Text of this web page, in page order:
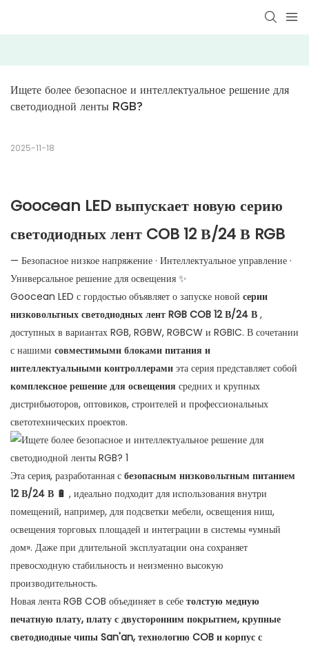
Ищете более безопасное и интеллектуальное решение для
светодиодной ленты RGB?
2025-11-18
Goocean LED выпускает новую серию
светодиодных лент COB 12 В/24 В RGB
— Безопасное низкое напряжение · Интеллектуальное управление ·
Универсальное решение для освещения ✨
Goocean LED с гордостью объявляет о запуске новой серии
низковольтных светодиодных лент RGB COB 12 В/24 В ,
доступных в вариантах RGB, RGBW, RGBCW и RGBIC. В сочетании
с нашими совместимыми блоками питания и
интеллектуальными контроллерами эта серия представляет собой
комплексное решение для освещения средних и крупных
дистрибьюторов, оптовиков, строителей и профессиональных
светотехнических проектов.
Эта серия, разработанная с безопасным низковольтным питанием
12 В/24 В 🔋 , идеально подходит для использования внутри
помещений, например, для подсветки мебели, освещения ниш,
освещения торговых площадей и интеграции в системы «умный
дом». Даже при длительной эксплуатации она сохраняет
превосходную стабильность и неизменно высокую
производительность.
Новая лента RGB COB объединяет в себе толстую медную
печатную плату, плату с двусторонним покрытием, крупные
светодиодные чипы San'an, технологию COB и корпус с